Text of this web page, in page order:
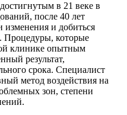
в 21 веке в
после 40 лет
изменения и добиться
Процедуры, которые
клинике опытным
результат,
срока. Специалист
метод воздействия на
зон, степени